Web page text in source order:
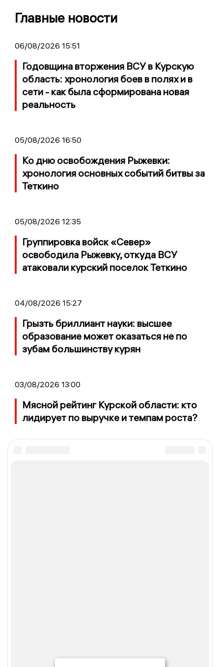
Главные новости
06/08/2026 15:51
Годовщина вторжения ВСУ в Курскую
область: хронология боев в полях и в
сети - как была сформирована новая
реальность
05/08/2026 16:50
Ко дню освобождения Рыжевки:
хронология основных событий битвы за
Теткино
05/08/2026 12:35
Группировка войск «Север»
освободила Рыжевку, откуда ВСУ
атаковали курский поселок Теткино
04/08/2026 15:27
Грызть бриллиант науки: высшее
образование может оказаться не по
зубам большинству курян
03/08/2026 13:00
Мясной рейтинг Курской области: кто
лидирует по выручке и темпам роста?